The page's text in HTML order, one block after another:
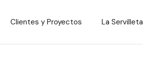
Clientes y Proyectos La Servilleta